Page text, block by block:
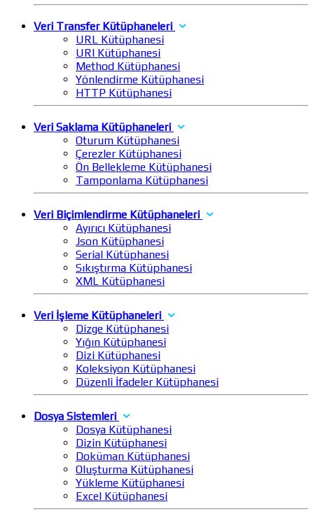
Veri Transfer Kütüphaneleri
URL Kütüphanesi
URI Kütüphanesi
Method Kütüphanesi
Yönlendirme Kütüphanesi
HTTP Kütüphanesi
Veri Saklama Kütüphaneleri
Oturum Kütüphanesi
Çerezler Kütüphanesi
Ön Bellekleme Kütüphanesi
Tamponlama Kütüphanesi
Veri Biçimlendirme Kütüphaneleri
Ayırıcı Kütüphanesi
Json Kütüphanesi
Serial Kütüphanesi
Sıkıştırma Kütüphanesi
XML Kütüphanesi
Veri İşleme Kütüphaneleri
Dizge Kütüphanesi
Yığın Kütüphanesi
Dizi Kütüphanesi
Koleksiyon Kütüphanesi
Düzenli İfadeler Kütüphanesi
Dosya Sistemleri
Dosya Kütüphanesi
Dizin Kütüphanesi
Doküman Kütüphanesi
Oluşturma Kütüphanesi
Yükleme Kütüphanesi
Excel Kütüphanesi